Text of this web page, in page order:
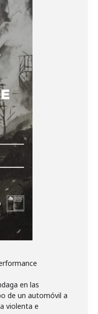
en las
de un automóvil a
violenta e